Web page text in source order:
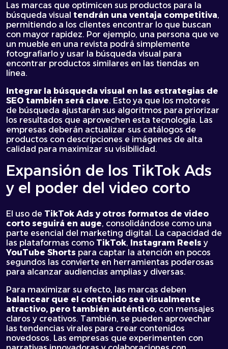
Las marcas que optimicen sus productos para la
búsqueda visual tendrán una ventaja competitiva,
permitiendo a los clientes encontrar lo que buscan
con mayor rapidez. Por ejemplo, una persona que ve
un mueble en una revista podrá simplemente
fotografiarlo y usar la búsqueda visual para
encontrar productos similares en las tiendas en
línea.
Integrar la búsqueda visual en las estrategias de
SEO también será clave. Esto ya que los motores
de búsqueda ajustarán sus algoritmos para priorizar
los resultados que aprovechen esta tecnología. Las
empresas deberán actualizar sus catálogos de
productos con descripciones e imágenes de alta
calidad para maximizar su visibilidad.
Expansión de los TikTok Ads
y el poder del video corto
El uso de TikTok Ads y otros formatos de video
corto seguirá en auge, consolidándose como una
parte esencial del marketing digital. La capacidad de
las plataformas como TikTok, Instagram Reels y
YouTube Shorts para captar la atención en pocos
segundos las convierte en herramientas poderosas
para alcanzar audiencias amplias y diversas.
Para maximizar su efecto, las marcas deben
balancear que el contenido sea visualmente
atractivo, pero también auténtico, con mensajes
claros y creativos. También, se pueden aprovechar
las tendencias virales para crear contenidos
novedosos. Las empresas que experimenten con